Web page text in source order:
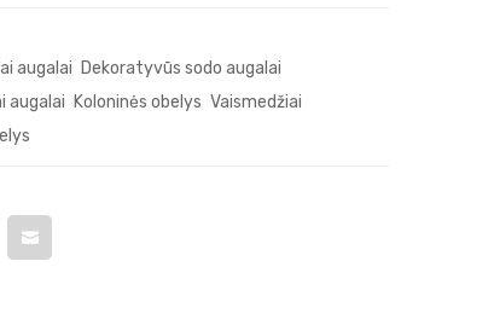
augalai Dekoratyvūs sodo augalai
augalai Koloninės obelys Vaismedžiai